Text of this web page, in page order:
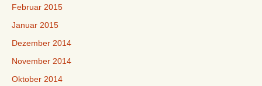
Februar 2015
Januar 2015
Dezember 2014
November 2014
Oktober 2014